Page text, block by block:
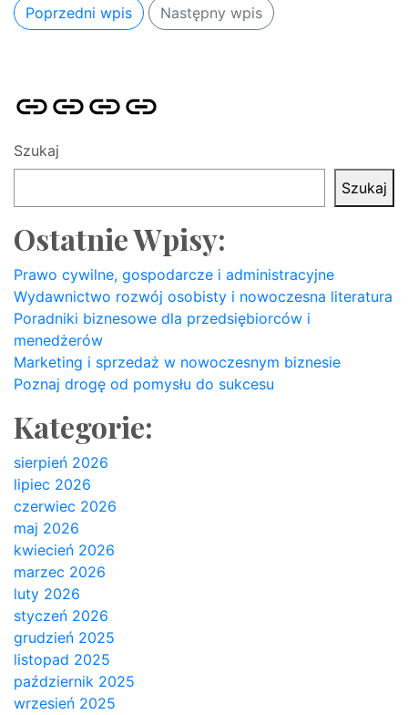
Poprzedni wpis Następny wpis
Strona
główna
Pozycjonowanie
Stron
SKLEP
SEO
BLOG
Szukaj
Szukaj
Ostatnie Wpisy:
Prawo cywilne, gospodarcze i administracyjne
Wydawnictwo rozwój osobisty i nowoczesna literatura
Poradniki biznesowe dla przedsiębiorców i
menedżerów
Marketing i sprzedaż w nowoczesnym biznesie
Poznaj drogę od pomysłu do sukcesu
Kategorie:
sierpień 2026
lipiec 2026
czerwiec 2026
maj 2026
kwiecień 2026
marzec 2026
luty 2026
styczeń 2026
grudzień 2025
listopad 2025
październik 2025
wrzesień 2025